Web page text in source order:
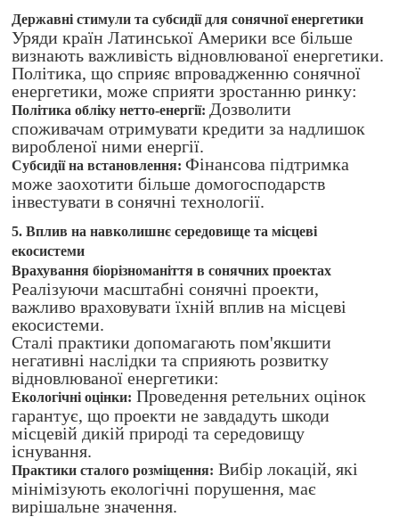
Державні стимули та субсидії для сонячної енергетики
Уряди країн Латинської Америки все більше
визнають важливість відновлюваної енергетики.
Політика, що сприяє впровадженню сонячної
енергетики, може сприяти зростанню ринку:
Політика обліку нетто-енергії: Дозволити
споживачам отримувати кредити за надлишок
виробленої ними енергії.
Субсидії на встановлення:Фінансова підтримка
може заохотити більше домогосподарств
інвестувати в сонячні технології.
5. Вплив на навколишнє середовище та місцеві
екосистеми
Врахування біорізноманіття в сонячних проектах
Реалізуючи масштабні сонячні проекти,
важливо враховувати їхній вплив на місцеві
екосистеми.
Сталі практики допомагають пом'якшити
негативні наслідки та сприяють розвитку
відновлюваної енергетики:
Екологічні оцінки: Проведення ретельних оцінок
гарантує, що проекти не завдадуть шкоди
місцевій дикій природі та середовищу
існування.
Практики сталого розміщення: Вибір локацій, які
мінімізують екологічні порушення, має
вирішальне значення.